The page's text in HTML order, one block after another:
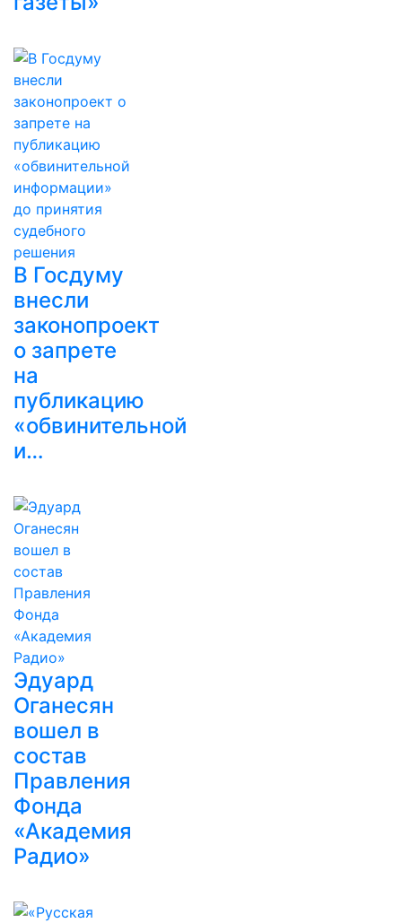
В Госдуму
внесли
законопроект
о запрете
на
публикацию
«обвинительной
и…
Эдуард
Оганесян
вошел в
состав
Правления
Фонда
«Академия
Радио»